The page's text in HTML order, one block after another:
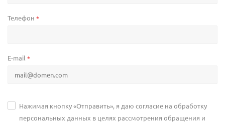
Телефон *
E-mail *
Нажимая кнопку «Отправить», я даю согласие на обработку
персональных данных в целях рассмотрения обращения и